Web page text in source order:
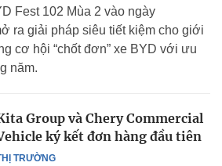
Fest 102 Mùa 2 vào ngày
ra giải pháp siêu tiết kiệm cho giới
cơ hội “chốt đơn” xe BYD với ưu
năm.
TRƯỜNG
Group và Chery Commercial
ký kết đơn hàng đầu tiên